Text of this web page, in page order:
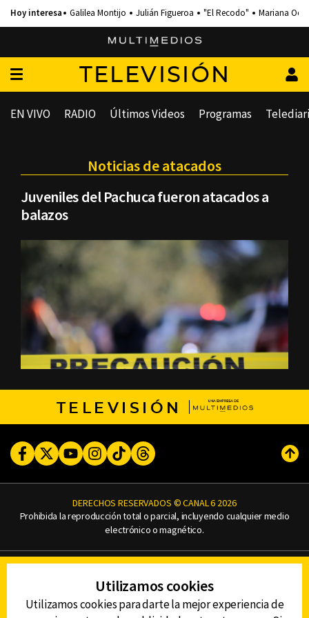
Galilea Montijo Julián Figueroa "El Recodo" Mariana
TELEVISIÓN
EN VIVO RADIO Últimos Videos Programas
Noticias de atacados
Juveniles del Pachuca fueron atacados a
balazos
TELEVISIÓN
FacebookTwitterYoutubeInstagram
TikTokThreads
DERECHOS RESERVADOS © CANAL 6 2026
Prohibida la reproducción total o parcial, incluyendo cualquier medio
electrónico o magnético.
AVISO DE PRIVACIDAD
DEFENSORÍA DE LAS AUDIENCIAS
Utilizamos cookies
Utilizamos cookies para darte la mejor experiencia de